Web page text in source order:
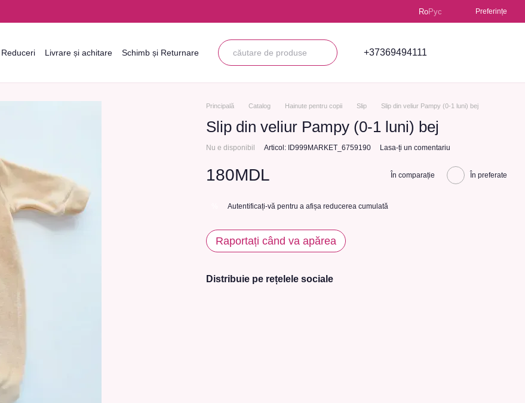
RoРус Preferințe
Reduceri Livrare și achitare
Schimb și Returnare
+37369494111
Principală Catalog Hainute pentru copii Slip Slip din veliur Pampy (0-1 luni) bej
Slip din veliur Pampy (0-1 luni) bej
Nu e disponibil Articol: ID999MARKET_6759190 Lasa-ți un comentariu
180MDL În comparație În preferate
Autentificați-văpentru a afișa reducerea cumulată
Raportați când va apărea
Distribuie pe rețelele sociale